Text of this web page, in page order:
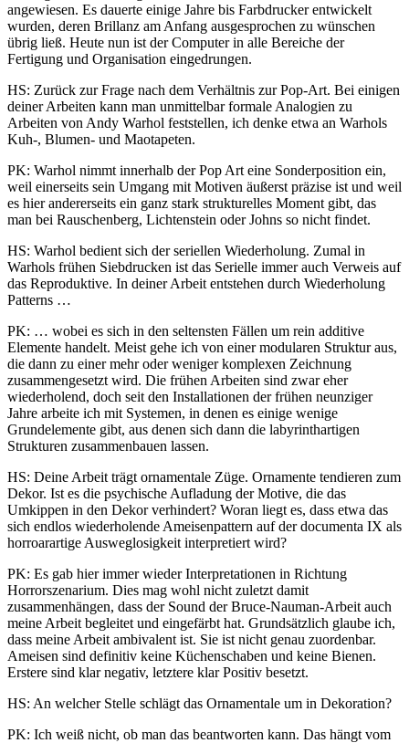
angewiesen. Es dauerte einige Jahre bis Farbdrucker entwickelt
wurden, deren Brillanz am Anfang ausgesprochen zu wünschen
übrig ließ. Heute nun ist der Computer in alle Bereiche der
Fertigung und Organisation eingedrungen.
HS: Zurück zur Frage nach dem Verhältnis zur Pop-Art. Bei einigen
deiner Arbeiten kann man unmittelbar formale Analogien zu
Arbeiten von Andy Warhol feststellen, ich denke etwa an Warhols
Kuh-, Blumen- und Maotapeten.
PK: Warhol nimmt innerhalb der Pop Art eine Sonderposition ein,
weil einerseits sein Umgang mit Motiven äußerst präzise ist und weil
es hier andererseits ein ganz stark strukturelles Moment gibt, das
man bei Rauschenberg, Lichtenstein oder Johns so nicht findet.
HS: Warhol bedient sich der seriellen Wiederholung. Zumal in
Warhols frühen Siebdrucken ist das Serielle immer auch Verweis auf
das Reproduktive. In deiner Arbeit entstehen durch Wiederholung
Patterns …
PK: … wobei es sich in den seltensten Fällen um rein additive
Elemente handelt. Meist gehe ich von einer modularen Struktur aus,
die dann zu einer mehr oder weniger komplexen Zeichnung
zusammengesetzt wird. Die frühen Arbeiten sind zwar eher
wiederholend, doch seit den Installationen der frühen neunziger
Jahre arbeite ich mit Systemen, in denen es einige wenige
Grundelemente gibt, aus denen sich dann die labyrinthartigen
Strukturen zusammenbauen lassen.
HS: Deine Arbeit trägt ornamentale Züge. Ornamente tendieren zum
Dekor. Ist es die psychische Aufladung der Motive, die das
Umkippen in den Dekor verhindert? Woran liegt es, dass etwa das
sich endlos wiederholende Ameisenpattern auf der documenta IX als
horroarartige Ausweglosigkeit interpretiert wird?
PK: Es gab hier immer wieder Interpretationen in Richtung
Horrorszenarium. Dies mag wohl nicht zuletzt damit
zusammenhängen, dass der Sound der Bruce-Nauman-Arbeit auch
meine Arbeit begleitet und eingefärbt hat. Grundsätzlich glaube ich,
dass meine Arbeit ambivalent ist. Sie ist nicht genau zuordenbar.
Ameisen sind definitiv keine Küchenschaben und keine Bienen.
Erstere sind klar negativ, letztere klar Positiv besetzt.
HS: An welcher Stelle schlägt das Ornamentale um in Dekoration?
PK: Ich weiß nicht, ob man das beantworten kann. Das hängt vom